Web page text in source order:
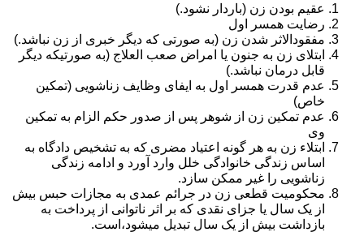
عقیم بودن زن (باردار نشود.)
رضایت همسر اول
مفقودالاثر شدن زن (به صورتی که دیگر خبری از زن نباشد.)
ابتلای زن به جنون یا امراض صعب العلاج (به صورتیکه دیگر
قابل درمان نباشد.)
عدم قدرت همسر اول به ایفای وظایف زناشویی (تمکین
خاص)
عدم تمکین زن از شوهر پس از صدور حکم الزام به تمکین
وی
ابتلاء زن به هر گونه اعتیاد مضری که به تشخیص دادگاه به
اساس زندگی خانوادگی خلل وارد آورد و ادامه زندگی
زناشویی را غیر ممکن سازد.
محکومیت قطعی زن در جرائم عمدی به مجازات حبس بیش
از یک سال یا جزای نقدی که بر اثر ناتوانی از پرداخت به
بازداشت بیش از یک سال تبدیل می‎شود،است.